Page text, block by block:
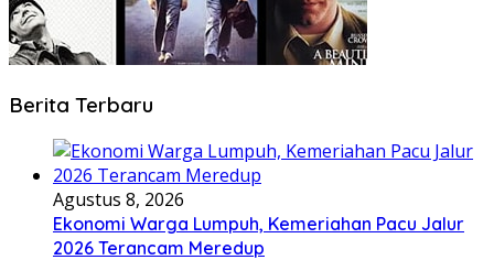
Berita Terbaru
Agustus 8, 2026
Ekonomi Warga Lumpuh, Kemeriahan Pacu Jalur
2026 Terancam Meredup